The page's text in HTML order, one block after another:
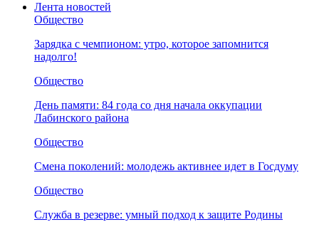
Лента новостей
Общество
Зарядка с чемпионом: утро, которое запомнится
надолго!
Общество
День памяти: 84 года со дня начала оккупации
Лабинского района
Общество
Смена поколений: молодежь активнее идет в Госдуму
Общество
Служба в резерве: умный подход к защите Родины